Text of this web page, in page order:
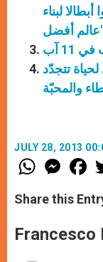
لبناء
آب
تتجدّد
والمحبّة
JULY 28, 2013
W
h
t
s
p
p
M
e
s
e
g
e
F
a
e
b
o
k
Share this
Francesco